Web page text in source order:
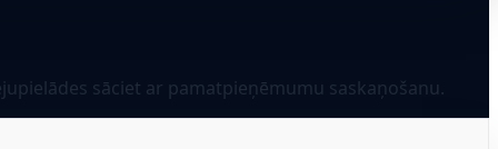
sāciet ar pamatpieņēmumu saskaņošanu.